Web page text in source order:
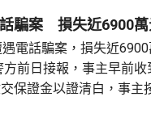
騙案 損失近6900萬
電話騙案，損失近
方前日接報，事主早前
保證金以證清白，事
定的銀行戶口，其後懷